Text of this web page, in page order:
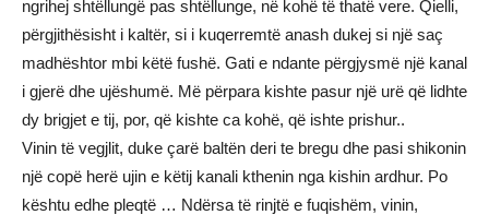
ngrihej shtëllungë pas shtëllunge, në kohë të thatë vere. Qielli,
përgjithësisht i kaltër, si i kuqerremtë anash dukej si një saç
madhështor mbi këtë fushë. Gati e ndante përgjysmë një kanal
i gjerë dhe ujëshumë. Më përpara kishte pasur një urë që lidhte
dy brigjet e tij, por, që kishte ca kohë, që ishte prishur..
Vinin të vegjlit, duke çarë baltën deri te bregu dhe pasi shikonin
një copë herë ujin e këtij kanali kthenin nga kishin ardhur. Po
kështu edhe pleqtë … Ndërsa të rinjtë e fuqishëm, vinin,